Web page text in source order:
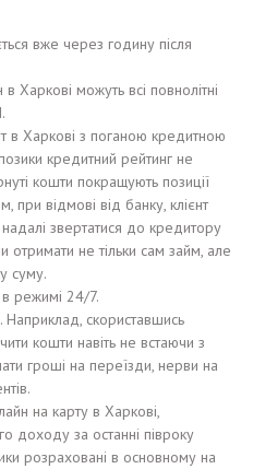
вже через годину після
можуть всі повнолітні
в Харкові з поганою кредитною
кредитний рейтинг не
кошти покращують позиції
при відмові від банку, клієнт
звертатися до кредитору
не тільки сам займ, але
суму.
режимі 24/7.
скориставшись
кошти навіть не встаючи з
гроші на переїзди, нерви на
на карту в Харкові,
доходу за останні півроку
розраховані в основному на